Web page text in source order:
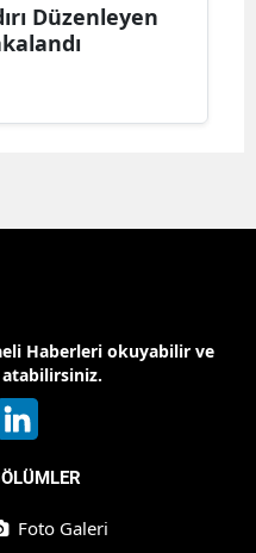
Düzenleyen
Haberleri okuyabilir ve
Foto Galeri